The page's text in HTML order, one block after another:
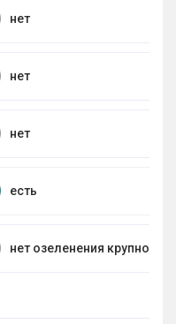
нет
нет
нет
есть
нет озеленения